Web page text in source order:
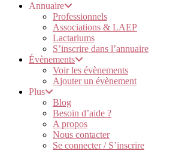
Annuaire
Professionnels
Associations & LAEP
Lactariums
S’inscrire dans l’annuaire
Évènements
Voir les évènements
Ajouter un évènement
Plus
Blog
Besoin d’aide ?
A propos
Nous contacter
Se connecter / S’inscrire